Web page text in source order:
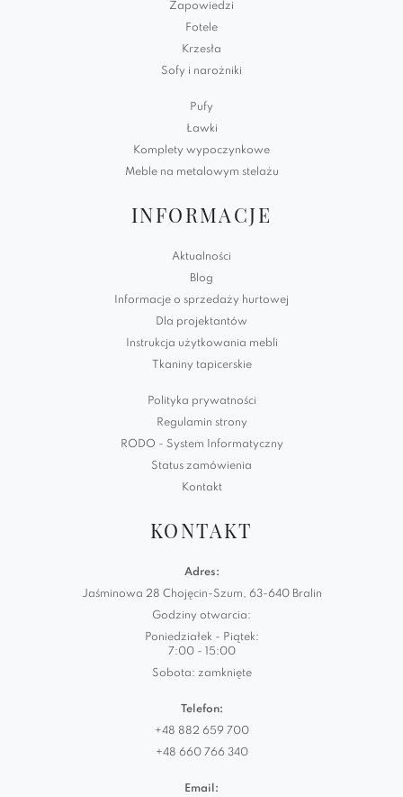
Zapowiedzi
Fotele
Krzesła
Sofy i narożniki
Pufy
Ławki
Komplety wypoczynkowe
Meble na metalowym stelażu
INFORMACJE
Aktualności
Blog
Informacje o sprzedaży hurtowej
Dla projektantów
Instrukcja użytkowania mebli
Tkaniny tapicerskie
Polityka prywatności
Regulamin strony
RODO - System Informatyczny
Status zamówienia
Kontakt
KONTAKT
Adres:
Jaśminowa 28 Chojęcin-Szum, 63-640 Bralin
Godziny otwarcia:
Poniedziałek - Piątek:
7:00 - 15:00
Sobota: zamknięte
Telefon:
+48 882 659 700
+48 660 766 340
Email: